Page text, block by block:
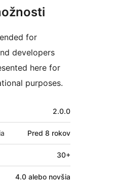
for
developers
here for
purposes.
2.0.0
Pred 8 rokov
30+
4.0 alebo novšia